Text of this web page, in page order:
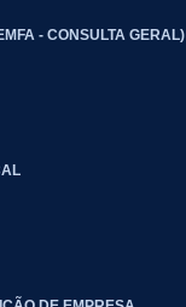
- CONSULTA GERAL)